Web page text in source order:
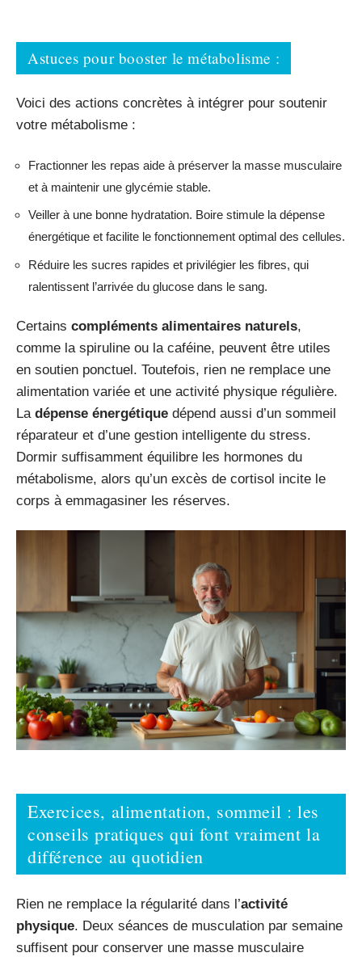
Astuces pour booster le métabolisme :
Voici des actions concrètes à intégrer pour soutenir
votre métabolisme :
Fractionner les repas aide à préserver la masse musculaire
et à maintenir une glycémie stable.
Veiller à une bonne hydratation. Boire stimule la dépense
énergétique et facilite le fonctionnement optimal des cellules.
Réduire les sucres rapides et privilégier les fibres, qui
ralentissent l’arrivée du glucose dans le sang.
Certains compléments alimentaires naturels,
comme la spiruline ou la caféine, peuvent être utiles
en soutien ponctuel. Toutefois, rien ne remplace une
alimentation variée et une activité physique régulière.
La dépense énergétique dépend aussi d’un sommeil
réparateur et d’une gestion intelligente du stress.
Dormir suffisamment équilibre les hormones du
métabolisme, alors qu’un excès de cortisol incite le
corps à emmagasiner les réserves.
Exercices, alimentation, sommeil : les
conseils pratiques qui font vraiment la
différence au quotidien
Rien ne remplace la régularité dans l’activité
physique. Deux séances de musculation par semaine
suffisent pour conserver une masse musculaire